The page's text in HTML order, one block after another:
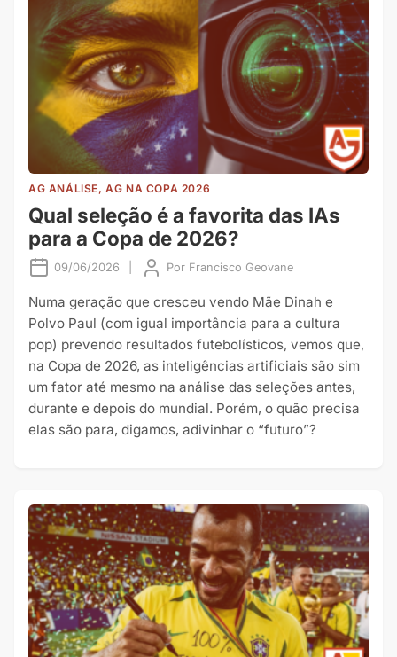
AG ANÁLISE, AG NA COPA 2026
Qual seleção é a favorita das IAs
para a Copa de 2026?
09/06/2026 Por Francisco Geovane
Numa geração que cresceu vendo Mãe Dinah e
Polvo Paul (com igual importância para a cultura
pop) prevendo resultados futebolísticos, vemos que,
na Copa de 2026, as inteligências artificiais são sim
um fator até mesmo na análise das seleções antes,
durante e depois do mundial. Porém, o quão precisa
elas são para, digamos, adivinhar o “futuro”?